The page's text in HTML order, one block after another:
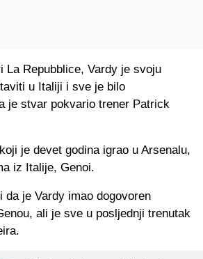
La Repubblice, Vardy je svoju
u Italiji i sve je bilo
je stvar pokvario trener Patrick
je devet godina igrao u Arsenalu,
iz Italije, Genoi.
da je Vardy imao dogovoren
ali je sve u posljednji trenutak